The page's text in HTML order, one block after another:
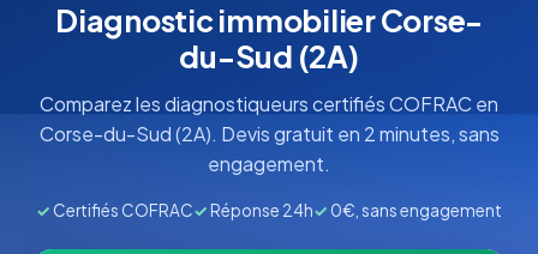
Diagnostic immobilier Corse-
du-Sud (2A)
Comparez les diagnostiqueurs certifiés COFRAC en
Corse-du-Sud (2A). Devis gratuit en 2 minutes, sans
engagement.
✓ Certifiés COFRAC✓Réponse 24h✓ 0€, sans engagement